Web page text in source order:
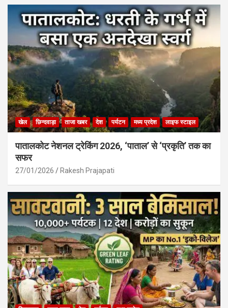
खेल छिन्दवाड़ा ताजा खबर देश पर्यटन मध्य प्रदेश लाइफ स्टाइल
पातालकोट नेशनल ट्रेकिंग 2026, ‘पाताल’ से ‘प्रकृति’ तक का
सफर
27/01/2026 Rakesh Prajapati